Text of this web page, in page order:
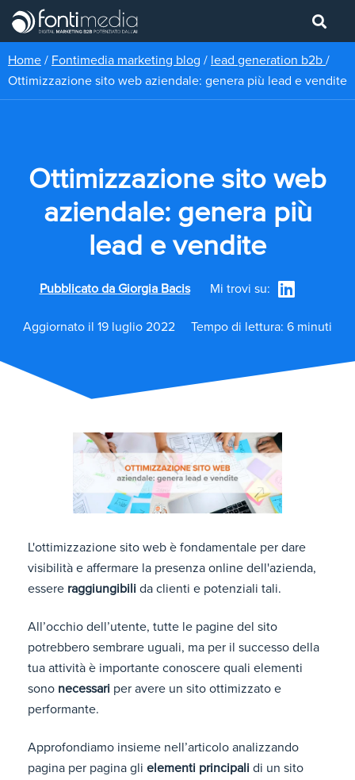
Home / Fontimedia marketing blog / lead generation b2b /
Ottimizzazione sito web aziendale: genera più lead e vendite
Ottimizzazione sito web
aziendale: genera più
lead e vendite
Pubblicato da Giorgia Bacis Mi trovi su:
Aggiornato il 19 luglio 2022 Tempo di lettura: 6 minuti
L'ottimizzazione sito web è fondamentale per dare
visibilità e affermare la presenza online dell'azienda,
essere raggiungibili da clienti e potenziali tali.
All’occhio dell’utente, tutte le pagine del sito
potrebbero sembrare uguali, ma per il successo della
tua attività è importante conoscere quali elementi
sono necessari per avere un sito ottimizzato e
performante.
Approfondiamo insieme nell’articolo analizzando
pagina per pagina gli elementi principali di un sito